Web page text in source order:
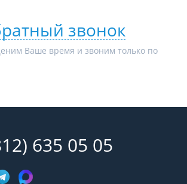
звонок
Ваше время и звоним только по
635 05 05